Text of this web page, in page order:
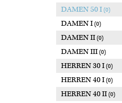
DAMEN 50 I (0)
DAMEN I (0)
DAMEN II (0)
DAMEN III (0)
HERREN 30 I (0)
HERREN 40 I (0)
HERREN 40 II (0)